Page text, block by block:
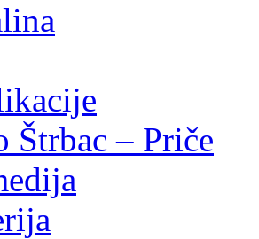
Štrbac – Priče